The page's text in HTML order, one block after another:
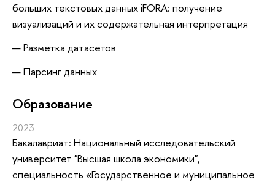
больших текстовых данных iFORA: получение
визуализаций и их содержательная интерпретация
Разметка датасетов
Парсинг данных
Oбразование
2023
Бакалавриат: Национальный исследовательский
университет "Высшая школа экономики",
специальность «Государственное и муниципальное